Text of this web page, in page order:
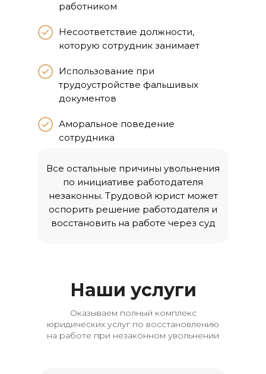
работником
Несоответствие должности,
которую сотрудник занимает
Использование при
трудоустройстве фальшивых
документов
Аморальное поведение
сотрудника
Все остальные причины увольнения
по инициативе работодателя
незаконны. Трудовой юрист может
оспорить решение работодателя и
восстановить на работе через суд
Наши услуги
Оказываем полный комплекс
юридических услуг по восстановлению
на работе при незаконном увольнении